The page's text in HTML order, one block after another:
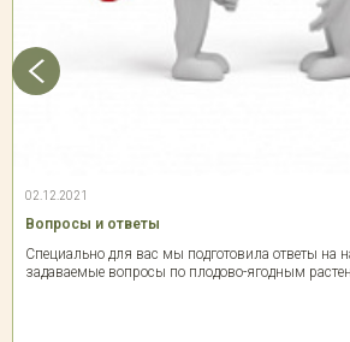
02.12.2021
Вопросы и ответы
Специально для вас мы подготовила ответы на
задаваемые вопросы по плодово-ягодным